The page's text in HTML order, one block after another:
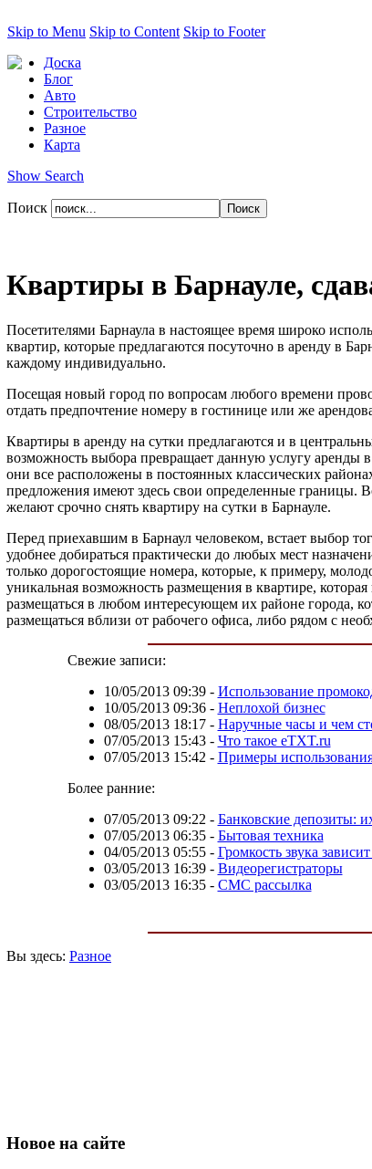
Skip to Menu Skip to Content Skip to Footer
Доска
Блог
Авто
Строительство
Разное
Карта
Show Search
Поиск
Квартиры в Барнауле,
Посетителями Барнаула в настоящее время широко
квартир, которые предлагаются посуточно в аренду в
каждому индивидуально.
Посещая новый город по вопросам любого времени
отдать предпочтение номеру в гостинице или же
Квартиры в аренду на сутки предлагаются и в
возможность выбора превращает данную услугу аренды
они все расположены в постоянных классических
предложения имеют здесь свои определенные границы.
желают срочно снять квартиру на сутки в Барнауле.
Перед приехавшим в Барнаул человеком, встает выбор
удобнее добираться практически до любых мест
только дорогостоящие номера, которые, к примеру,
уникальная возможность размещения в квартире,
размещаться в любом интересующем их районе города,
размещаться вблизи от рабочего офиса, либо рядом с
Свежие записи:
10/05/2013 09:39- Использование
10/05/2013 09:36- Неплохой бизнес
08/05/2013 18:17- Наручные часы и чем
07/05/2013 15:43- Что такое eTXT.ru
07/05/2013 15:42 - Примеры
Более ранние:
07/05/2013 09:22 - Банковские депозиты:
07/05/2013 06:35- Бытовая техника
04/05/2013 05:55- Громкость звука
03/05/2013 16:39- Видеорегистраторы
03/05/2013 16:35- СМС рассылка
Вы здесь: Разное
Новое на сайте